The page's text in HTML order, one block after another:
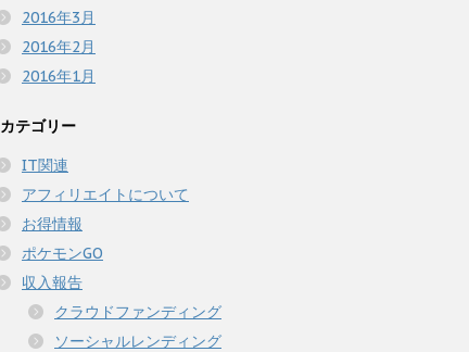
2016年3月
2016年2月
2016年1月
カテゴリー
IT関連
アフィリエイトについて
お得情報
ポケモンGO
収入報告
クラウドファンディング
ソーシャルレンディング